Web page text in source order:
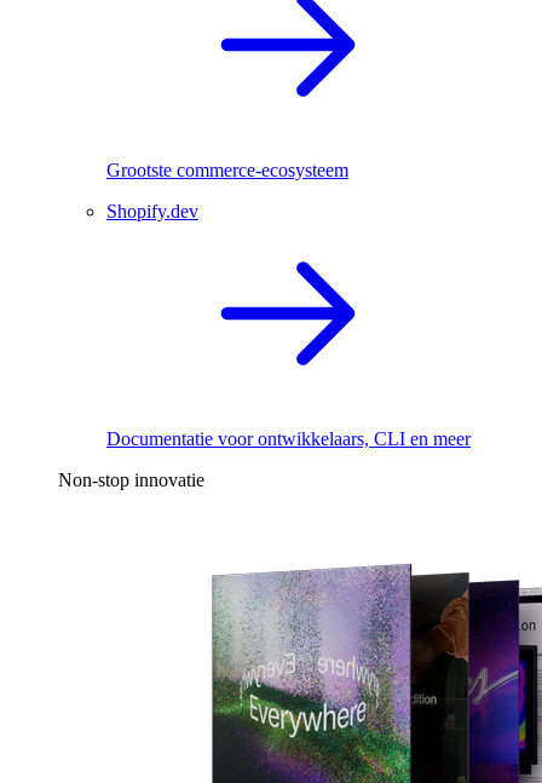
Grootste commerce-ecosysteem
Shopify.dev
Documentatie voor ontwikkelaars, CLI en meer
Non-stop innovatie